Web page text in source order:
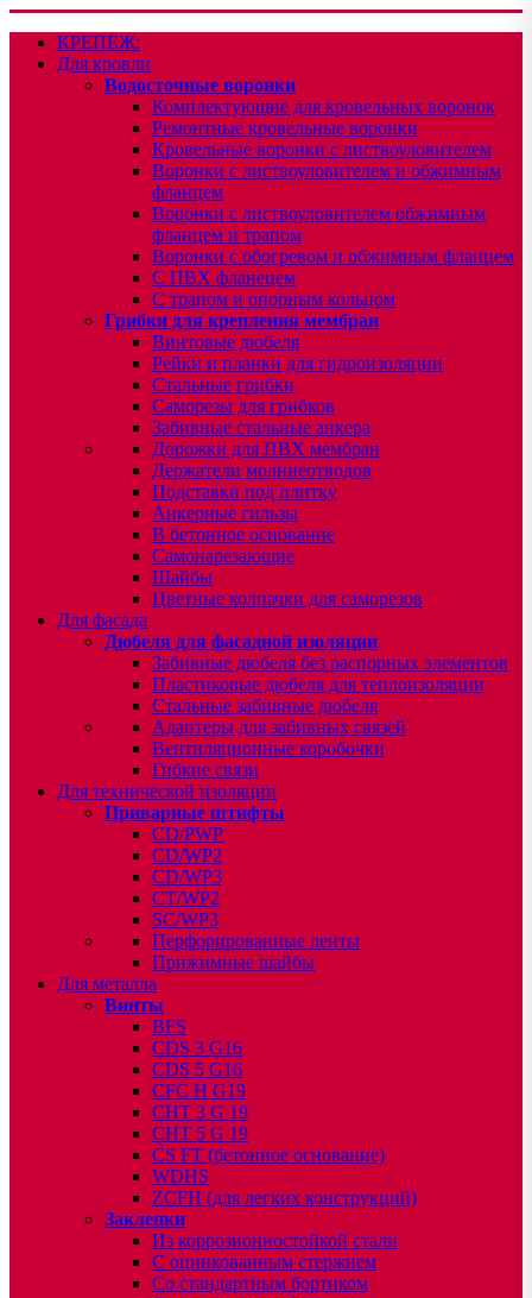
КРЕПЕЖ:
Для кровли
Водосточные воронки
Комплектующие для кровельных воронок
Ремонтные кровельные воронки
Кровельные воронки с листвоуловителем
Воронки с листвоуловителем и обжимным
фланцем
Воронки с листвоуловителем обжимным
фланцем и трапом
Воронки с обогревом и обжимным фланцем
С ПВХ фланецем
С трапом и опорным кольцом
Грибки для крепления мембран
Винтовые дюбеля
Рейки и планки для гидроизоляции
Стальные грибки
Саморезы для грибков
Забивные стальные анкера
Дорожки для ПВХ мембран
Держатели молниеотводов
Подставки под плитку
Анкерные гильзы
В бетонное основание
Самонарезающие
Шайбы
Цветные колпачки для саморезов
Для фасада
Дюбеля для фасадной изоляции
Забивные дюбеля без распорных элементов
Пластиковые дюбеля для теплоизоляции
Стальные забивные дюбеля
Адаптеры для забивных связей
Вентиляционные коробочки
Гибкие связи
Для технической изоляции
Приварные штифты
CD/PWP
CD/WP2
CD/WP3
CT/WP2
SC/WP3
Перфорированные ленты
Прижимные шайбы
Для металла
Винты
BFS
CDS 3 G16
CDS 5 G16
CFC H G19
CHT 3 G 19
CHT 5 G 19
CS FT (бетонное основание)
WDHS
ZCFH (для легких конструкций)
Заклепки
Из коррозионностойкой стали
С оцинкованным стержнем
Со стандартным бортиком